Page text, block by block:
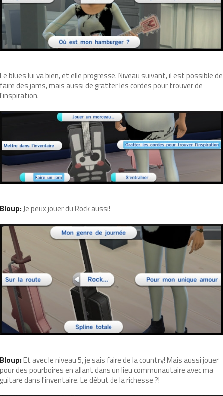
Le blues lui va bien, et elle progresse. Niveau suivant, il est possible de
faire des jams, mais aussi de gratter les cordes pour trouver de
l'inspiration.
Bloup:Je peux jouer du Rock aussi!
Bloup:Et avec le niveau 5, je sais faire de la country! Mais aussi jouer
pour des pourboires en allant dans un lieu communautaire avec ma
guitare dans l'inventaire. Le début de la richesse ?!